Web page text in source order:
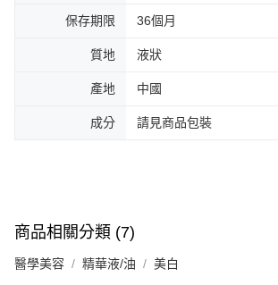
保存期限 36個月
質地 液狀
產地 中國
成分 請見商品包裝
商品相關分類 (7)
醫學美容 精華液/油 美白